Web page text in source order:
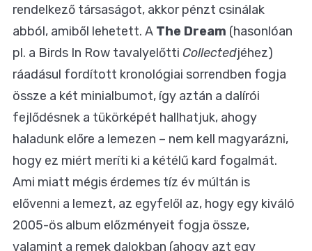
rendelkező társaságot, akkor pénzt csinálak
abból, amiből lehetett. A The Dream (hasonlóan
pl. a Birds In Row tavalyelőtti Collectedjéhez)
ráadásul fordított kronológiai sorrendben fogja
össze a két minialbumot, így aztán a dalírói
fejlődésnek a tükörképét hallhatjuk, ahogy
haladunk előre a lemezen – nem kell magyarázni,
hogy ez miért meríti ki a kétélű kard fogalmát.
Ami miatt mégis érdemes tíz év múltán is
elővenni a lemezt, az egyfelől az, hogy egy kiváló
2005-ös album előzményeit fogja össze,
valamint a remek dalokban (ahogy azt egy